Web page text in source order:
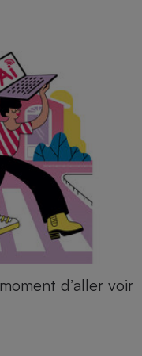
d’aller voir